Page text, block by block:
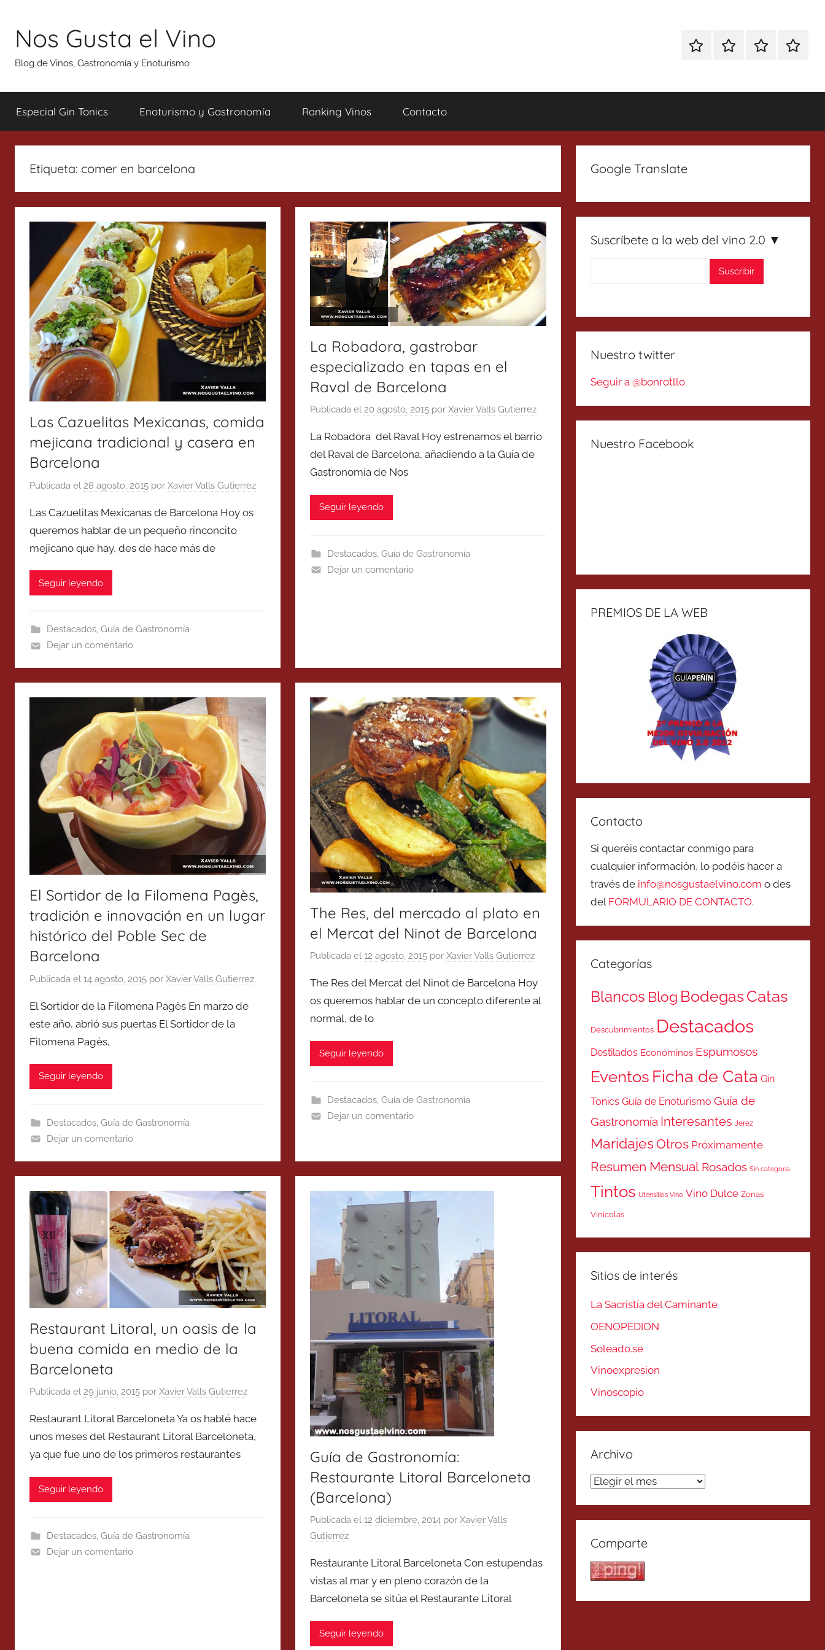
contenido
Nos Gusta el Vino
Blog de Vinos, Gastronomía y Enoturismo
EspecialEnoturismoRanking
Especial Gin Tonics Enoturismo y Gastronomía Ranking Vinos Contacto
Etiqueta: comer en barcelona
Las Cazuelitas Mexicanas, comida
mejicana tradicional y casera en
Barcelona
Publicada el 28 agosto, 2015 por Xavier Valls Gutierrez
Las Cazuelitas Mexicanas de Barcelona Hoy os
queremos hablar de un pequeño rinconcito
mejicano que hay, des de hace más de
Seguir leyendo
Destacados, Guía de Gastronomía
Dejar un comentario
La Robadora, gastrobar
especializado en tapas en el
Raval de Barcelona
Publicada el20 agosto, 2015 porXavier Valls Gutierrez
La Robadora del Raval Hoy estrenamos el barrio
del Raval de Barcelona, añadiendo a la Guía de
Gastronomía de Nos
Seguir leyendo
Destacados, Guía de Gastronomía
Dejar un comentario
El Sortidor de la Filomena Pagès,
tradición e innovación en un lugar
histórico del Poble Sec de
Barcelona
Publicada el 14 agosto, 2015 por Xavier Valls Gutierrez
El Sortidor de la Filomena Pagès En marzo de
este año, abrió sus puertas El Sortidor de la
Filomena Pagès,
Seguir leyendo
Destacados, Guía de Gastronomía
Dejar un comentario
The Res, del mercado al plato en
el Mercat del Ninot de Barcelona
Publicada el12 agosto, 2015 porXavier Valls Gutierrez
The Res del Mercat del Ninot de Barcelona Hoy
os queremos hablar de un concepto diferente al
normal, de lo
Seguir leyendo
Destacados, Guía de Gastronomía
Dejar un comentario
Restaurant Litoral, un oasis de la
buena comida en medio de la
Barceloneta
Publicada el 29 junio, 2015 por Xavier Valls Gutierrez
Restaurant Litoral Barceloneta Ya os hablé hace
unos meses del Restaurant Litoral Barceloneta,
ya que fue uno de los primeros restaurantes
Seguir leyendo
Destacados, Guía de Gastronomía
Dejar un comentario
Guía de Gastronomía:
Restaurante Litoral Barceloneta
(Barcelona)
Publicada el12 diciembre, 2014 porXavier Valls
Gutierrez
Restaurante Litoral Barceloneta Con estupendas
vistas al mar y en pleno corazón de la
Barceloneta se sitúa el Restaurante Litoral
Seguir leyendo
Google Translate
Suscríbete a la web del vino 2.0 ▼
Nuestro twitter
Seguir a @bonrotllo
Nuestro Facebook
PREMIOS DE LA WEB
Contacto
Si queréis contactar conmigo para
cualquier información, lo podéis hacer a
través de info@nosgustaelvino.com o des
del FORMULARIO DE CONTACTO.
Categorías
Blancos Blog BodegasCatas
Descubrimientos Destacados
Destilados Económinos Espumosos
Eventos Ficha de Cata Gin
Tonics Guía de Enoturismo Guía de
Gastronomía Interesantes Jerez
MaridajesOtros Próximamente
Resumen Mensual Rosados Sin categoría
Tintos Utensilios Vino Vino Dulce Zonas
Vinicolas
Sitios de interés
La Sacristía del Caminante
OENOPEDION
Soleado.se
Vinoexpresion
Vinoscopio
Archivo
Archivo
Comparte